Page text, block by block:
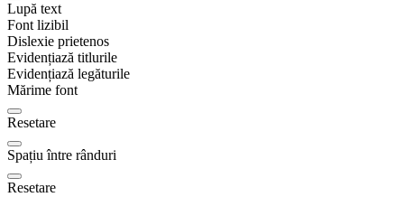
Lupă text
Font lizibil
Dislexie prietenos
Evidențiază titlurile
Evidențiază legăturile
Mărime font
Resetare
Spațiu între rânduri
Resetare